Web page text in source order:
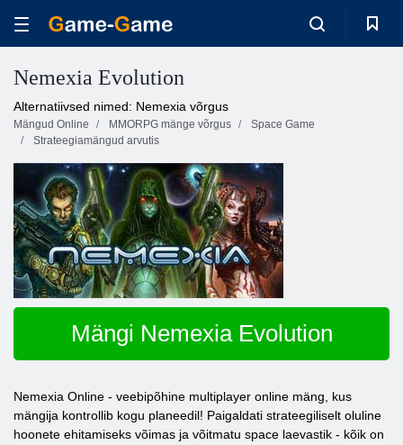
Nemexia Evolution
Alternatiivsed nimed: Nemexia võrgus
Mängud Online MMORPG mänge võrgus
Space Game
Strateegiamängud arvutis
Mängi Nemexia Evolution
Nemexia Online - veebipõhine multiplayer online mäng, kus
mängija kontrollib kogu planeedil! Paigaldati strateegiliselt oluline
hoonete ehitamiseks võimas ja võitmatu space laevastik - kõik on